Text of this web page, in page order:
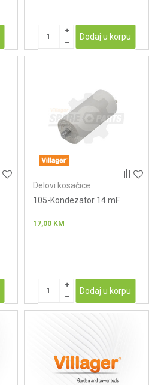
Dodaj u korpu
Delovi kosačice
105-Kondezator 14 mF
17,00 KM
Dodaj u korpu